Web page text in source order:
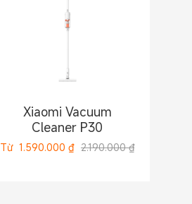
Xiaomi Vacuum
Cleaner P30
Từ 1.590.000 ₫ 2.190.000 ₫